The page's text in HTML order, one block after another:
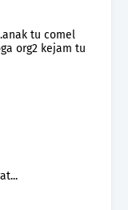
tu comel
org2 kejam tu